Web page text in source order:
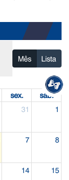
Mês Lista
sex.
sáb.
31 1
7 8
14 15